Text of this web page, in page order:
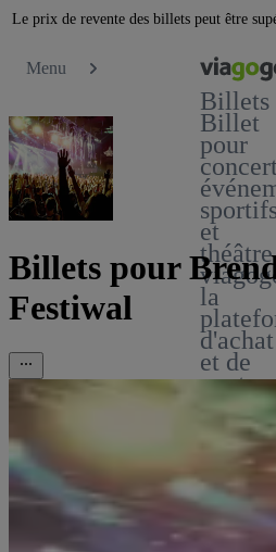
Le prix de revente des billets peut être
Menu
Billets
Billet
pour
et
théâtre
la
d'achat
et de
vente
de
billets
Billets pour
Festiwal